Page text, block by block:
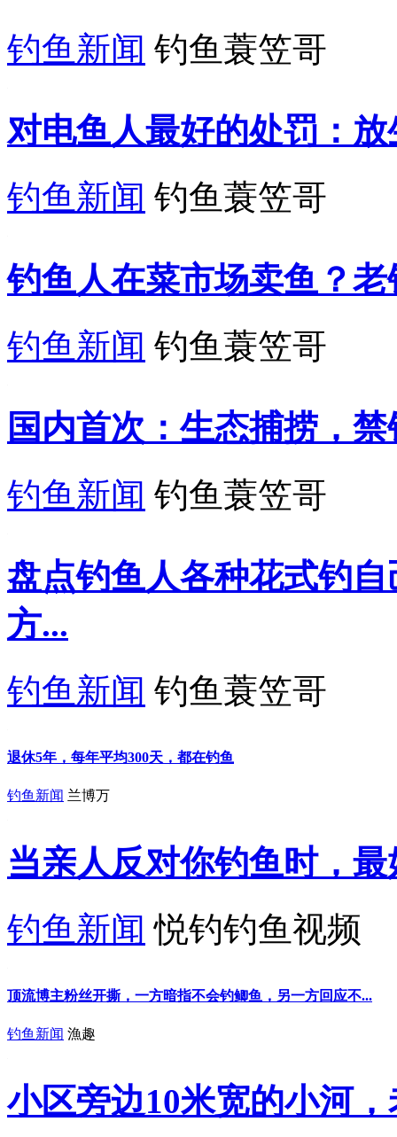
钓鱼新闻 钓鱼蓑笠哥
对电鱼人最好的处罚：
钓鱼新闻 钓鱼蓑笠哥
钓鱼人在菜市场卖鱼？
钓鱼新闻 钓鱼蓑笠哥
国内首次：生态捕捞，
钓鱼新闻 钓鱼蓑笠哥
盘点钓鱼人各种花式钓
方...
钓鱼新闻 钓鱼蓑笠哥
退休5年，每年平均300天，都在钓鱼
钓鱼新闻 兰博万
当亲人反对你钓鱼时，
钓鱼新闻 悦钓钓鱼视频
顶流博主粉丝开撕，一方暗指不会钓鲫鱼，另一方回应不...
钓鱼新闻 漁趣
小区旁边10米宽的小河